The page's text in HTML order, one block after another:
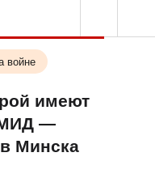
войне
имеют
МИД —
Минска